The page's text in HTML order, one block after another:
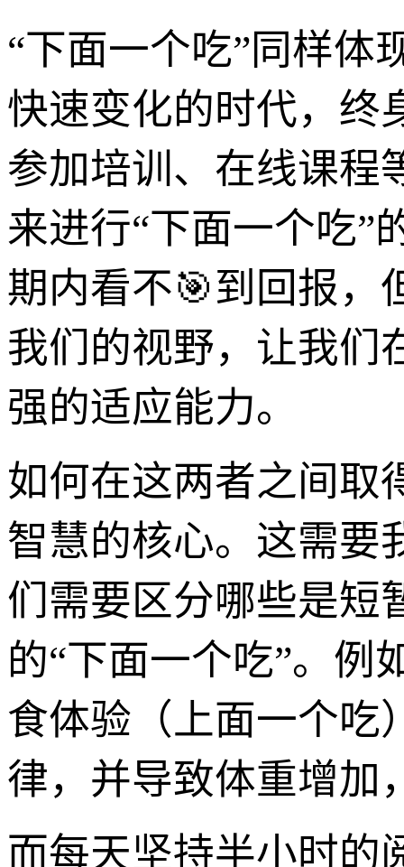
“下面一个吃”同样体
快速变化的时代，终
参加培训、在线课程
来进行“下面一个吃”
期内看不🎯到回报，
我们的视野，让我们
强的适应能力。
如何在这两者之间取
智慧的核心。这需要
们需要区分哪些是短
的“下面一个吃”。例
食体验（上面一个吃
律，并导致体重增加
而每天坚持半小时的